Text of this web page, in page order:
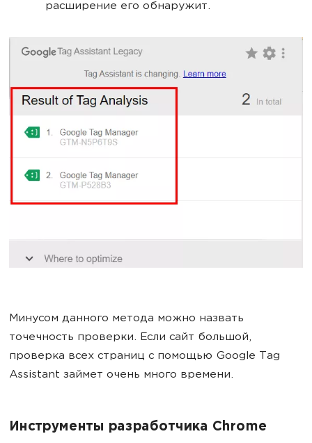
расширение его обнаружит.
Минусом данного метода можно назвать
точечность проверки. Если сайт большой,
проверка всех страниц с помощью Google Tag
Assistant займет очень много времени.
Инструменты разработчика Chrome